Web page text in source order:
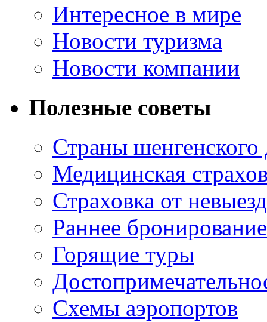
Интересное в мире
Новости туризма
Новости компании
Полезные советы
Страны шенгенского
Медицинская
Страховка от
Раннее
Горящие туры
Схемы аэропортов